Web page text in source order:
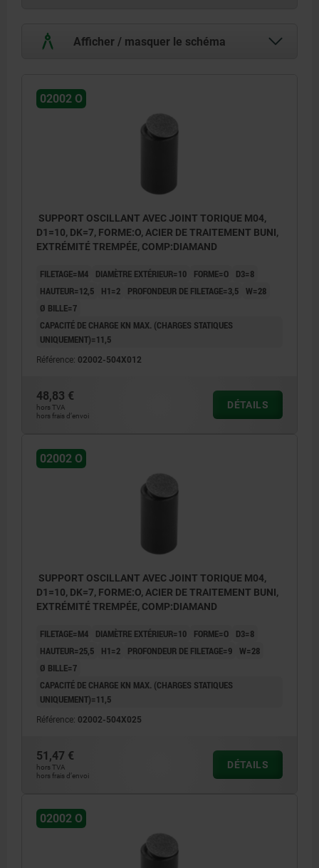
Afficher / masquer le schéma
02002 O
SUPPORT OSCILLANT AVEC JOINT TORIQUE M04,
D1=10, DK=7, FORME:O, ACIER DE TRAITEMENT BUNI,
EXTRÉMITÉ TREMPÉE, COMP:DIAMAND
FILETAGE=M4 DIAMÈTRE EXTÉRIEUR=10 FORME=O
D3=8
HAUTEUR=12,5
H1=2 PROFONDEUR DE FILETAGE=3,5 W=28
Ø BILLE=7
CAPACITÉ DE CHARGE KN MAX. (CHARGES STATIQUES
UNIQUEMENT)=11,5
Référence: 02002-504X012
48,83 €
hors TVA
hors frais d’envoi
DÉTAILS
02002 O
SUPPORT OSCILLANT AVEC JOINT TORIQUE M04,
D1=10, DK=7, FORME:O, ACIER DE TRAITEMENT BUNI,
EXTRÉMITÉ TREMPÉE, COMP:DIAMAND
FILETAGE=M4 DIAMÈTRE EXTÉRIEUR=10 FORME=O
D3=8
HAUTEUR=25,5
H1=2 PROFONDEUR DE FILETAGE=9 W=28
Ø BILLE=7
CAPACITÉ DE CHARGE KN MAX. (CHARGES STATIQUES
UNIQUEMENT)=11,5
Référence: 02002-504X025
51,47 €
hors TVA
hors frais d’envoi
DÉTAILS
02002 O